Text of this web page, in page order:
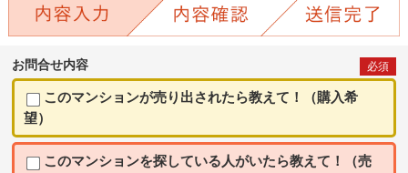
お問合せ内容 必須
このマンションが売り出されたら教えて！（購入希
望）
このマンションを探している人がいたら教えて！（売